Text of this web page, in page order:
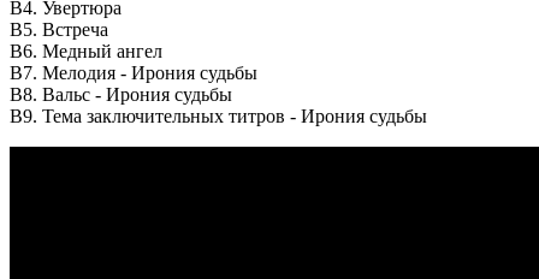
B4. Увертюра
B5. Встреча
B6. Медный ангел
B7. Мелодия - Ирония судьбы
B8. Вальс - Ирония судьбы
B9. Тема заключительных титров - Ирония судьбы